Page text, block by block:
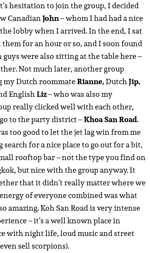
hesitation to join the group, I decided
CanadianJohn– whom I had had a nice
lobby when I arrived. In the end, I sat
for an hour or so, and I soon found
were also sitting at the table here –
Not much later, another group
my Dutch roommateRianne,DutchJip,
EnglishLiz– who was also my
really clicked well with each other,
to the party district –Khoa San Road.
too good to let the jet lag win from me
search for a nice place to go out for a bit,
rooftop bar – not the type you find on
but nice with the group anyway. It
that it didn’t really matter where we
of everyone combined was what
amazing. Koh San Road is very intense
– it’s a well known place in
with night life, loud music and street
sell scorpions).